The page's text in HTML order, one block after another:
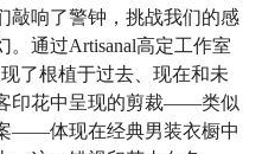
敲响了警钟，挑战我们的感
通过Artisanal高定工作室
了根植于过去、现在和未
印花中呈现的剪裁——类似
——体现在经典男装衣橱中